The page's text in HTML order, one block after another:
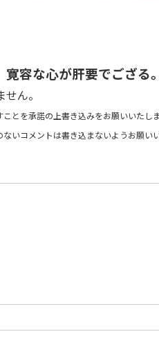
容な心が肝要でござる。
ん。
とを承諾の上書き込みをお願いいたし
いコメントは書き込まないようお願いい